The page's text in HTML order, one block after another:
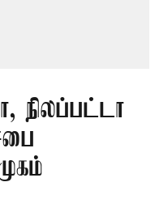
நிலப்பட்டா